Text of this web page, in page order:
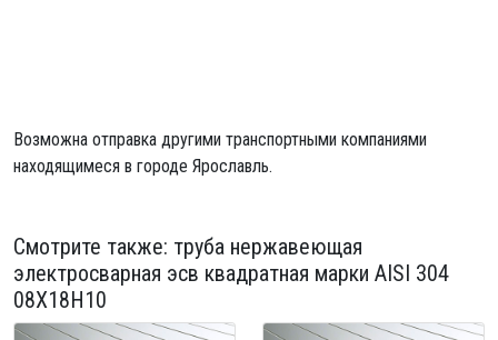
Возможна отправка другими транспортными компаниями
находящимеся в городе Ярославль.
Смотрите также: труба нержавеющая
электросварная эсв квадратная марки AISI 304
08Х18Н10